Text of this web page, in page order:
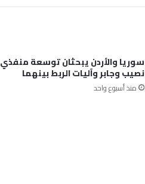
سوريا والأردن يبحثان توسعة منفذي
نصيب وجابر وآليات الربط بينهما
منذ أسبوع واحد